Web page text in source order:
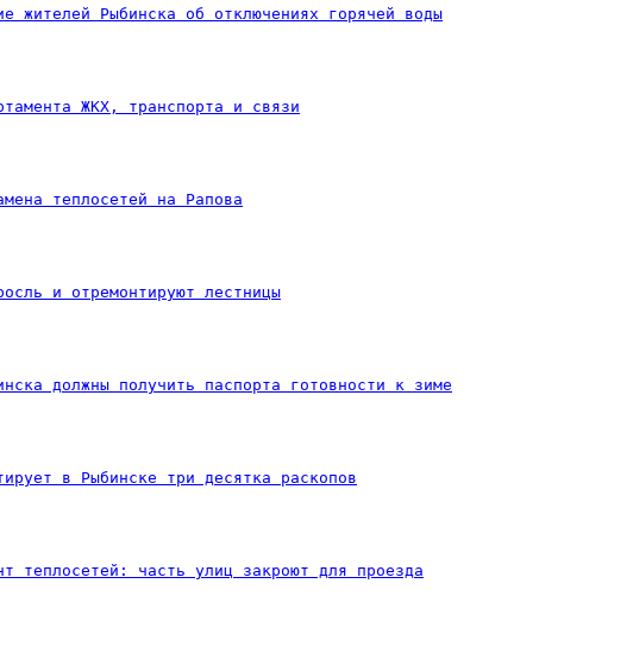
жителей Рыбинска об отключениях горячей воды
ЖКХ, транспорта и связи
теплосетей на Рапова
и отремонтируют лестницы
должны получить паспорта готовности к зиме
в Рыбинске три десятка раскопов
теплосетей: часть улиц закроют для проезда